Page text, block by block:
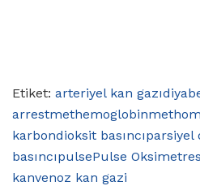
Etiket: arteriyel kan gazı
arrestmethemoglobin
karbondioksit basıncıparsiyel
basıncıpulsePulse Oksimetre
kanvenoz kan gazi